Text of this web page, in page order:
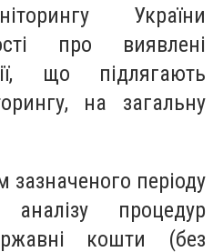
України
про виявлені
що підлягають
на загальну
зазначеного періоду
процедур
кошти (без